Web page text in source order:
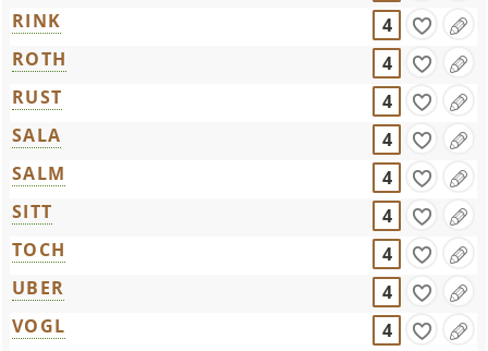
RINK
4
ROTH
4
RUST
4
SALA
4
SALM
4
SITT
4
TOCH
4
UBER
4
VOGL
4